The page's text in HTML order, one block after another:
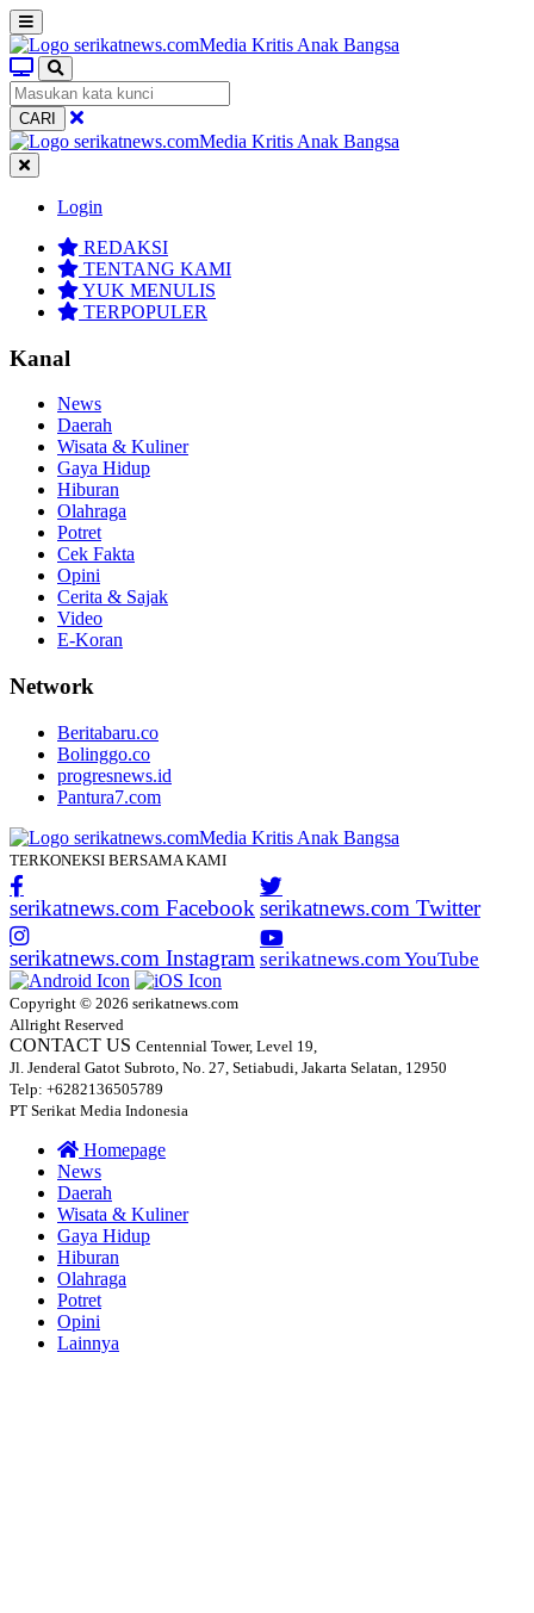
CARI
Login
REDAKSI
TENTANG KAMI
YUK MENULIS
TERPOPULER
Kanal
News
Daerah
Wisata & Kuliner
Gaya Hidup
Hiburan
Olahraga
Potret
Cek Fakta
Opini
Cerita & Sajak
Video
E-Koran
Network
Beritabaru.co
Bolinggo.co
progresnews.id
Pantura7.com
TERKONEKSI BERSAMA KAMI
serikatnews.com Facebook serikatnews.com Twitter
serikatnews.com Instagram serikatnews.com YouTube
Copyright © 2026 serikatnews.com
Allright Reserved
CONTACT US Centennial Tower, Level 19,
Jl. Jenderal Gatot Subroto, No. 27, Setiabudi, Jakarta Selatan, 12950
Telp: +6282136505789
PT Serikat Media Indonesia
Homepage
News
Daerah
Wisata & Kuliner
Gaya Hidup
Hiburan
Olahraga
Potret
Opini
Lainnya